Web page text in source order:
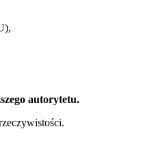
autorytetu.